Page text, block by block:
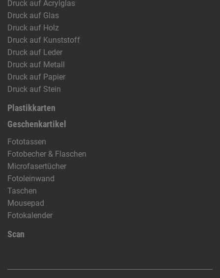
Druck auf Acrylglas
Druck auf Glas
Druck auf Holz
Druck auf Kunststoff
Druck auf Leder
Druck auf Metall
Druck auf Papier
Druck auf Stein
Plastikkarten
Geschenkartikel
Fototassen
Fotobecher & Flaschen
Microfasertücher
Fotoleinwand
Taschen
Mousepad
Fotokalender
Scan